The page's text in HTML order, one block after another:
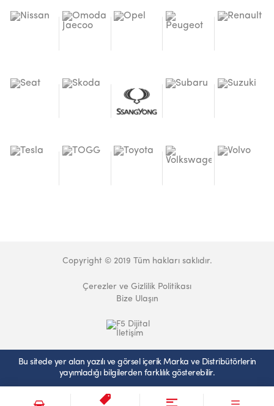
Copyright © 2019 Tüm hakları saklıdır.
Çerezler ve Gizlilik Politikası
Bize Ulaşın
Bu sitede yer alan yazılı ve görsel içerik Marka ve Distribütörlerin
yayımladığı bilgilerden farklılık gösterebilir.